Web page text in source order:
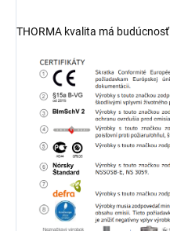
THORMA kvalita má budúcnosť